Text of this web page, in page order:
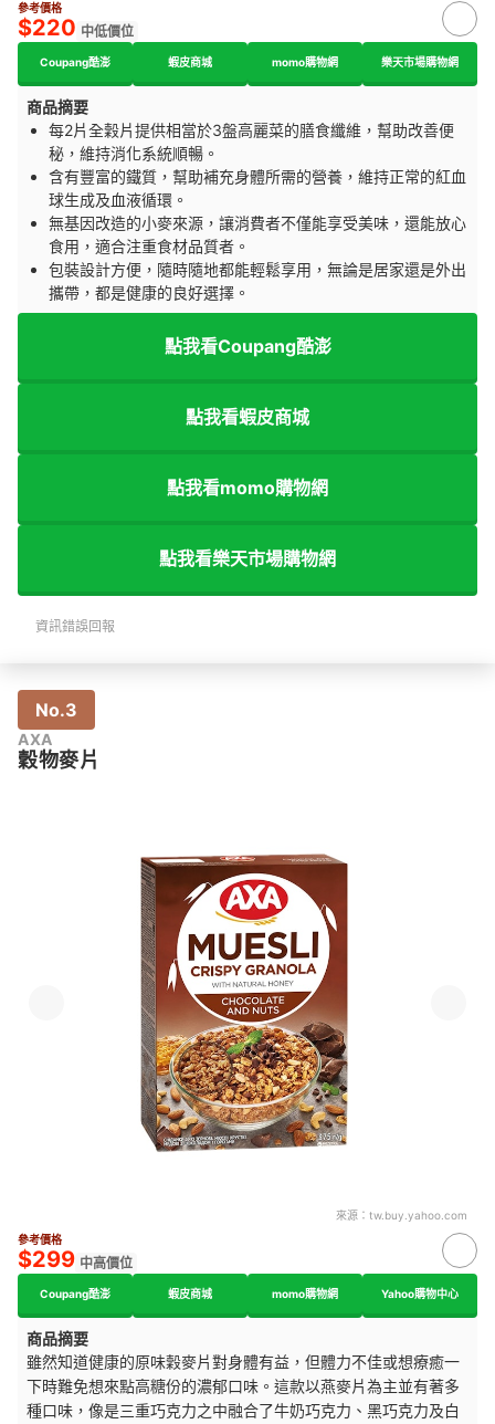
參考價格
$220 中低價位
Coupang酷澎 蝦皮商城 momo購物網 樂天市場購物網
商品摘要
每2片全穀片提供相當於3盤高麗菜的膳食纖維，幫助改善便
秘，維持消化系統順暢。
含有豐富的鐵質，幫助補充身體所需的營養，維持正常的紅血
球生成及血液循環。
無基因改造的小麥來源，讓消費者不僅能享受美味，還能放心
食用，適合注重食材品質者。
包裝設計方便，隨時隨地都能輕鬆享用，無論是居家還是外出
攜帶，都是健康的良好選擇。
點我看Coupang酷澎
點我看蝦皮商城
點我看momo購物網
點我看樂天市場購物網
資訊錯誤回報
No.3
AXA
穀物麥片
來源： tw.buy.yahoo.com
參考價格
$299 中高價位
Coupang酷澎 蝦皮商城 momo購物網 Yahoo購物中心
商品摘要
雖然知道健康的原味穀麥片對身體有益，但體力不佳或想療癒一
下時難免想來點高糖份的濃郁口味。這款以燕麥片為主並有著多
種口味，像是三重巧克力之中融合了牛奶巧克力、黑巧克力及白